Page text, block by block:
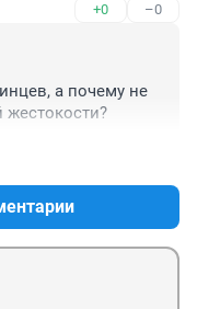
+0 –0
а почему не
жестокости?